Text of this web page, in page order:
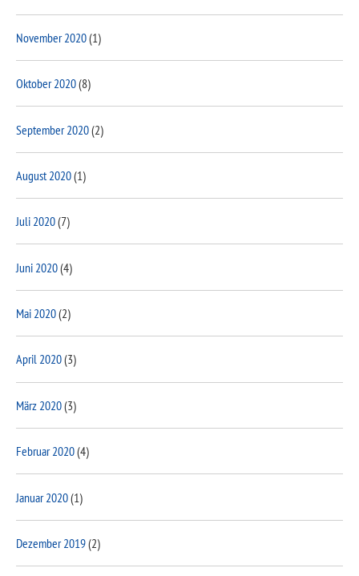
November 2020(1)
Oktober 2020(8)
September 2020(2)
August 2020(1)
Juli 2020(7)
Juni 2020(4)
Mai 2020(2)
April 2020(3)
März 2020(3)
Februar 2020(4)
Januar 2020(1)
Dezember 2019(2)